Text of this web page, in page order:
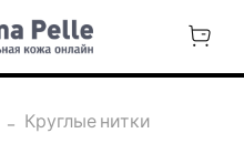
Круглые нитки